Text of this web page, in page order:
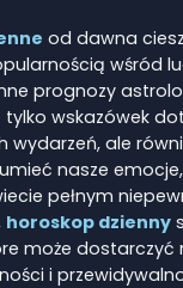
od dawna
wśród
prognozy
wskazówek
wydarzeń, ale
nasze
pełnym
horoskop dzienny
może dostarczyć
i